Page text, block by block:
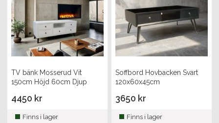
TV bänk Mosserud Vit
150cm Höjd 60cm Djup
4450 kr
Finns i lager
Soffbord Hovbacken Svart
120x60x45cm
3650 kr
Finns i lager